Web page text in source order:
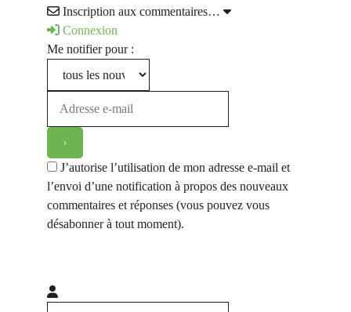
Inscription aux commentaires…
Connexion
Me notifier pour :
J’autorise l’utilisation de mon adresse e-mail et
l’envoi d’une notification à propos des nouveaux
commentaires et réponses (vous pouvez vous
désabonner à tout moment).